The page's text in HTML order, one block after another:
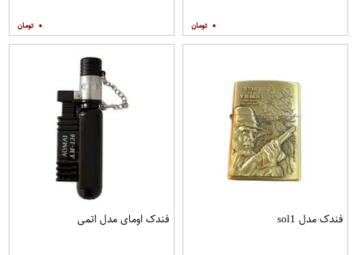
۰ ۰
فندک مدل sol1 فندک اومای مدل اتمی